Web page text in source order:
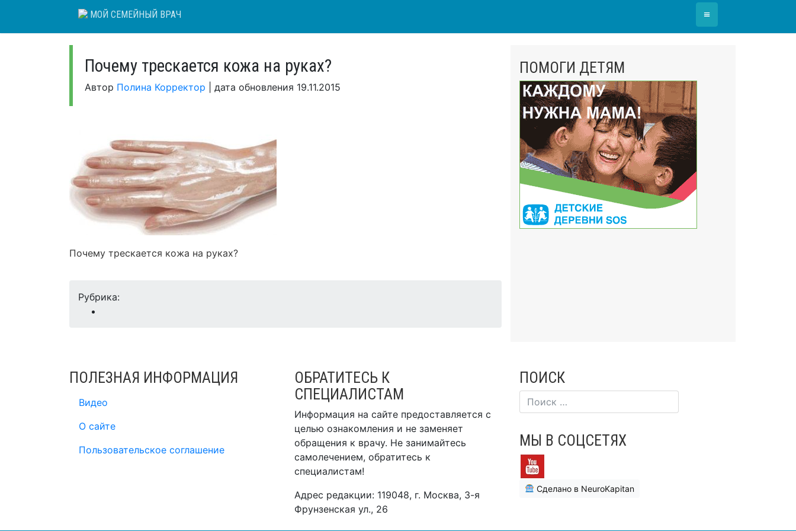
content
МОЙ СЕМЕЙНЫЙ ВРАЧ ≡
Почему трескается кожа на руках?
Автор Полина Корректор дата обновления 19.11.2015
Почему трескается кожа на руках?
Рубрика:
ПОМОГИ ДЕТЯМ
ПОЛЕЗНАЯ ИНФОРМАЦИЯ
Видео
О сайте
Пользовательское соглашение
ОБРАТИТЕСЬ К
СПЕЦИАЛИСТАМ
Информация на сайте предоставляется с
целью ознакомления и не заменяет
обращения к врачу. Не занимайтесь
самолечением, обратитесь к
специалистам!
Адрес редакции: 119048, г. Москва, 3-я
Фрунзенская ул., 26
ПОИСК
МЫ В СОЦСЕТЯХ
Сделано в NeuroKapitan